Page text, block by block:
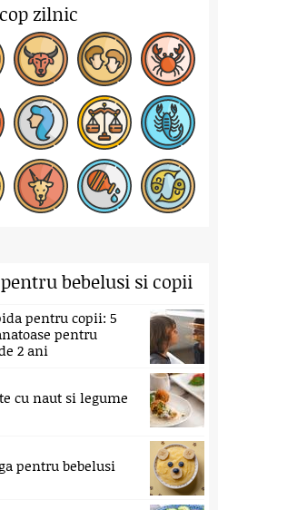
zilnic
bebelusi si copii
pentru copii: 5
pentru
2 ani
cu naut si legume
pentru bebelusi